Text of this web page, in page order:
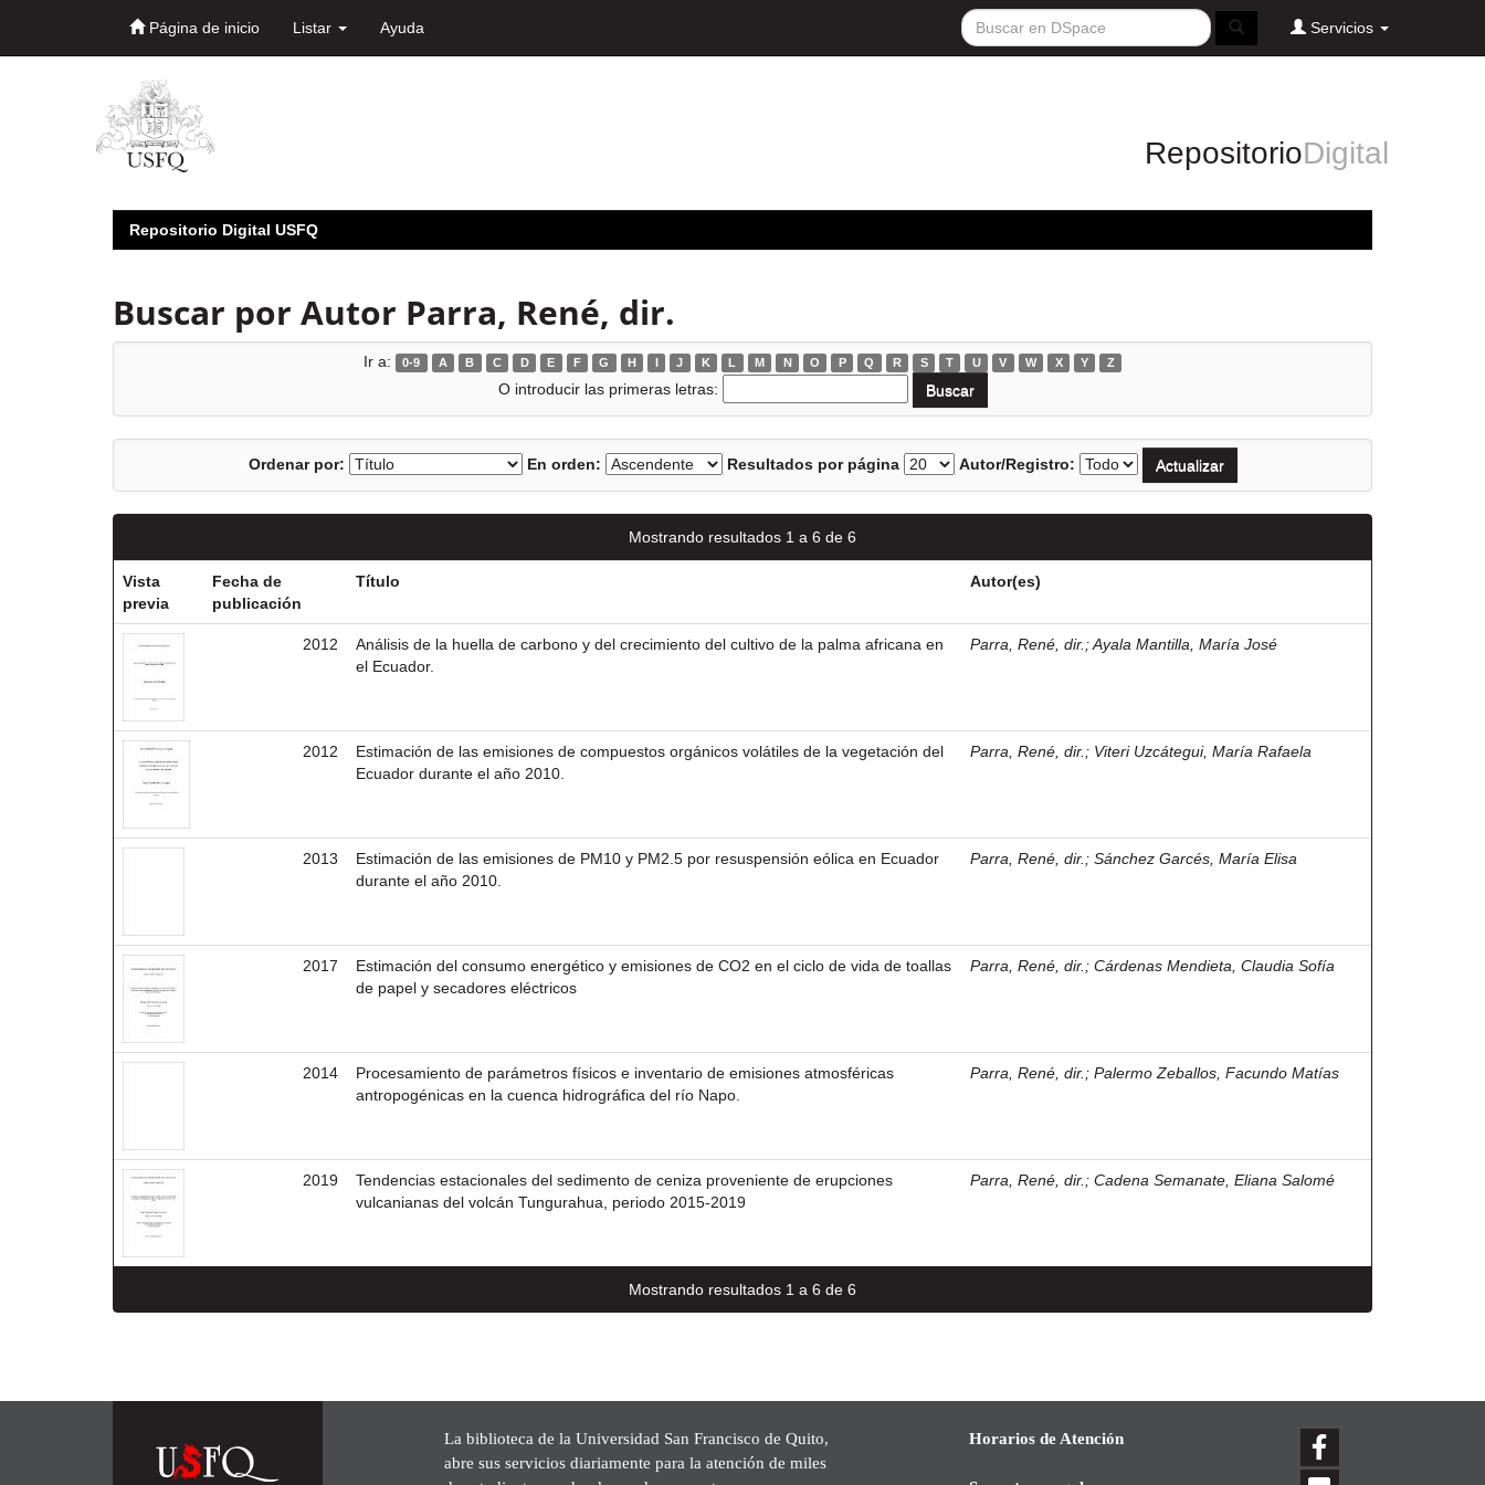
Página de inicio Listar Ayuda Servicios
RepositorioDigital
Repositorio Digital USFQ
Buscar por Autor Parra, René, dir.
Ir a: 0-9 A B C D E F G H I J K L M N O P Q R S T U V W X Y Z
O introducir las primeras letras:
Ordenar por: En orden: Resultados por página Autor/Registro:
Mostrando resultados 1 a 6 de 6
Vista
previa
Fecha de
publicación
Título Autor(es)
2012
Análisis de la huella de carbono y del crecimiento del cultivo de la palma africana en
el Ecuador.
Parra, René, dir. ;Ayala Mantilla, María José
2012
Estimación de las emisiones de compuestos orgánicos volátiles de la vegetación del
Ecuador durante el año 2010.
Parra, René, dir. ; Viteri Uzcátegui, María Rafaela
2013
Estimación de las emisiones de PM10 y PM2.5 por resuspensión eólica en Ecuador
durante el año 2010.
Parra, René, dir. ; Sánchez Garcés, María Elisa
2017
Estimación del consumo energético y emisiones de CO2 en el ciclo de vida de toallas
de papel y secadores eléctricos
Parra, René, dir. ; Cárdenas Mendieta, Claudia Sofía
2014
Procesamiento de parámetros físicos e inventario de emisiones atmosféricas
antropogénicas en la cuenca hidrográfica del río Napo.
Parra, René, dir. ; Palermo Zeballos, Facundo Matías
2019
Tendencias estacionales del sedimento de ceniza proveniente de erupciones
vulcanianas del volcán Tungurahua, periodo 2015-2019
Parra, René, dir. ; Cadena Semanate, Eliana Salomé
Mostrando resultados 1 a 6 de 6
La biblioteca de la Universidad San Francisco de Quito,
abre sus servicios diariamente para la atención de miles
Horarios de Atención